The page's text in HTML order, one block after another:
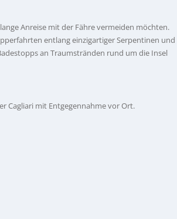
Anreise mit der Fähre vermeiden möchten.
entlang einzigartiger Serpentinen und
an Traumstränden rund um die Insel
Cagliari mit Entgegennahme vor Ort.